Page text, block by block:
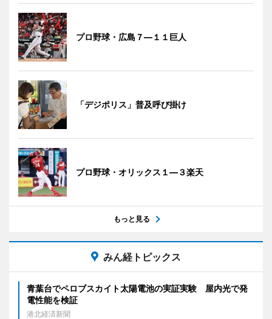
プロ野球・広島７―１１巨人
「デジポリス」普及呼び掛け
プロ野球・オリックス１―３楽天
もっと見る
みん経トピックス
青葉台でペロブスカイト太陽電池の実証実験 屋内光で発
電性能を検証
港北経済新聞